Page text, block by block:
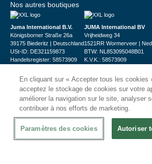
Nos autres boutiques
Juma International B.V.
Königsborner Straße 26a
39175 Biederitz | Deutschland
USt-ID: DE321159873
Handelsregister: 58573909
JUMA International BV
Vrijheidweg 34
1521RR Wormerveer |
BTW: NL853095048B01
K.V.K.: 58573909
© 2026CHRshop
En cliquant sur « Accepter tous les cookies
acceptez le stockage de cookies sur votre
améliorer la navigation sur le site, analyser
contribuer à nos efforts de marketing.
Paramètres des cookies Autoriser